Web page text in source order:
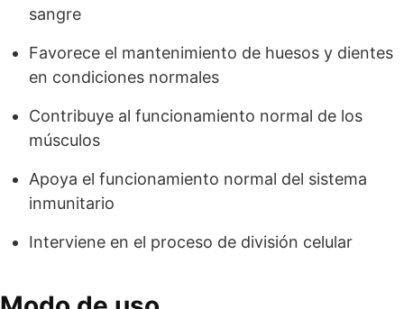
sangre
Favorece el mantenimiento de huesos y dientes
en condiciones normales
Contribuye al funcionamiento normal de los
músculos
Apoya el funcionamiento normal del sistema
inmunitario
Interviene en el proceso de división celular